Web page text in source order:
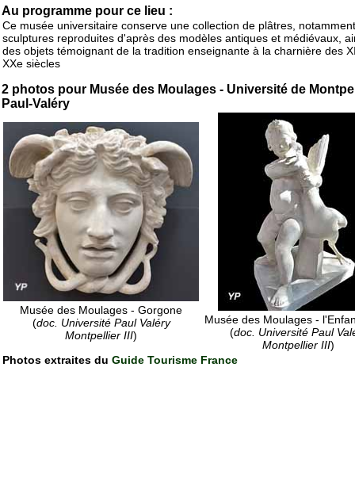
Au programme pour ce lieu :
Ce musée universitaire conserve une collection de plâtres,
sculptures reproduites d'après des modèles antiques et médiévaux,
des objets témoignant de la tradition enseignante à la charnière des
XXe siècles
2 photos pour Musée des Moulages - Université de
Paul-Valéry
Musée des Moulages - Gorgone
(doc. Université Paul Valéry
Montpellier III)
Musée des Moulages -
(doc. Université Paul
Montpellier III)
Photos extraites du Guide Tourisme France